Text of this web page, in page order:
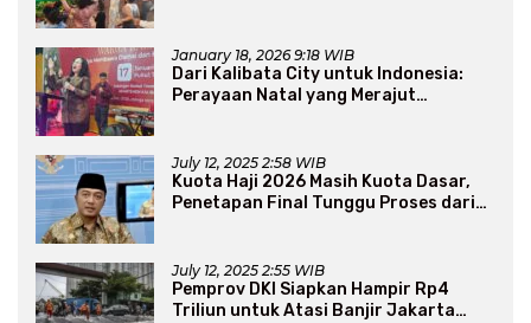
January 18, 2026 9:18 WIB
Dari Kalibata City untuk Indonesia:
Perayaan Natal yang Merajut
July 12, 2025 2:58 WIB
Kuota Haji 2026 Masih Kuota Dasar,
Penetapan Final Tunggu Proses dari
July 12, 2025 2:55 WIB
Pemprov DKI Siapkan Hampir Rp4
Triliun untuk Atasi Banjir Jakarta